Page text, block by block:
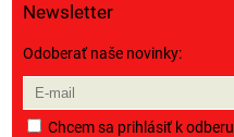
Newsletter
Odoberať naše novinky:
Chcem sa prihlásiť k